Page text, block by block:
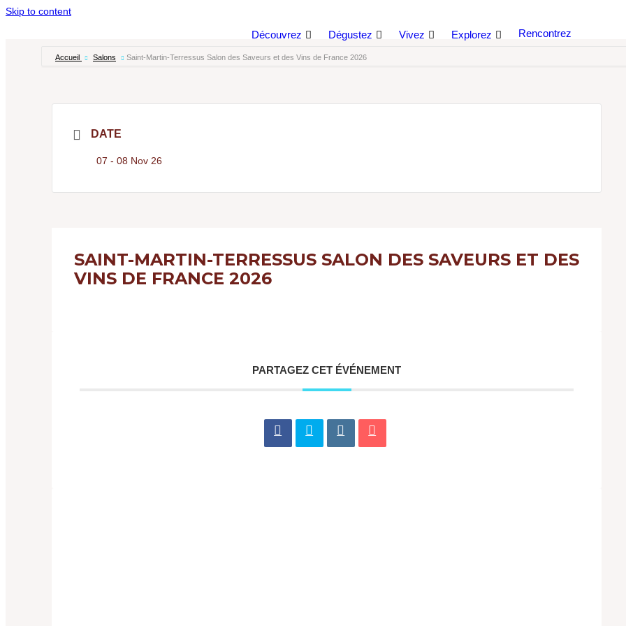
Skip to content
Découvrez Dégustez Vivez Explorez
Rencontrez
Accueil Salons Saint-Martin-Terressus Salon des Saveurs et des Vins de France 2026
DATE
07 - 08 Nov 26
SAINT-MARTIN-TERRESSUS SALON DES SAVEURS ET DES
VINS DE FRANCE 2026
PARTAGEZ CET ÉVÉNEMENT